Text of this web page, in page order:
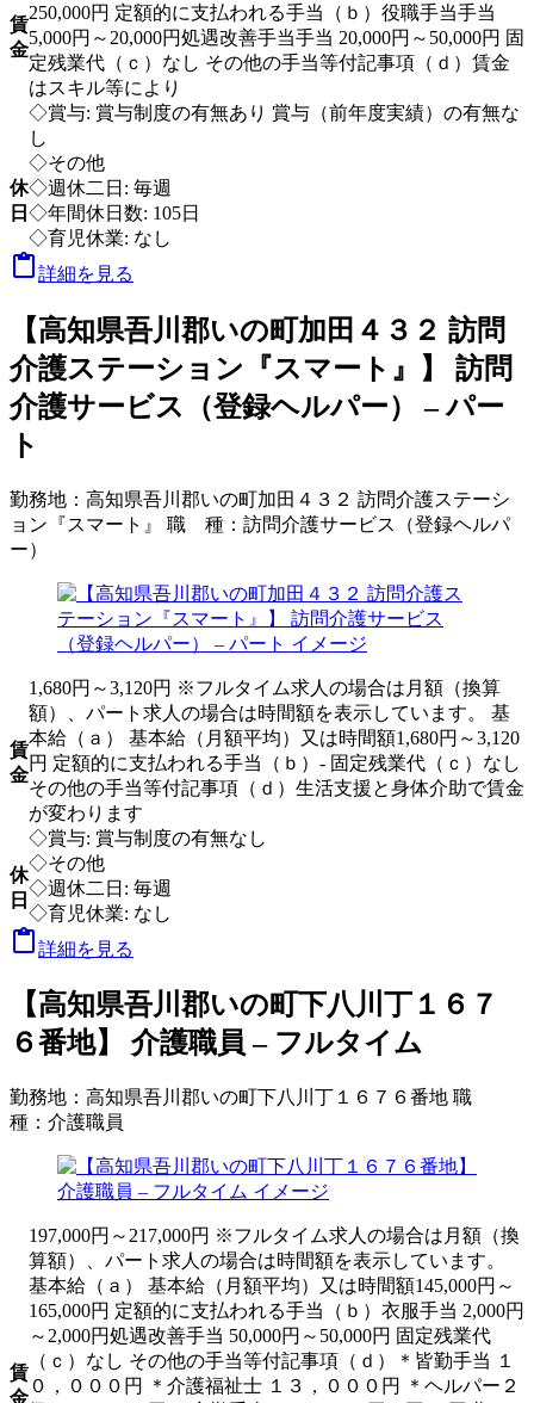
賃
金
250,000円 定額的に支払われる手当（ｂ）役職手当手当
5,000円～20,000円処遇改善手当手当 20,000円～50,000円 固
定残業代（ｃ）なし その他の手当等付記事項（ｄ）賃金
はスキル等により
◇賞与: 賞与制度の有無あり 賞与（前年度実績）の有無な
し
休
日
◇その他
◇週休二日: 毎週
◇年間休日数: 105日
◇育児休業: なし
詳細を見る
【高知県吾川郡いの町加田４３２ 訪問
介護ステーション『スマート』】 訪問
介護サービス（登録ヘルパー） – パー
ト
勤務地： 高知県吾川郡いの町加田４３２ 訪問介護ステーシ
ョン『スマート』 職 種： 訪問介護サービス（登録ヘルパ
ー）
賃
金
1,680円～3,120円 ※フルタイム求人の場合は月額（換算
額）、パート求人の場合は時間額を表示しています。 基
本給（ａ） 基本給（月額平均）又は時間額1,680円～3,120
円 定額的に支払われる手当（ｂ）- 固定残業代（ｃ）なし
その他の手当等付記事項（ｄ）生活支援と身体介助で賃金
が変わります
◇賞与: 賞与制度の有無なし
休
日
◇その他
◇週休二日: 毎週
◇育児休業: なし
詳細を見る
【高知県吾川郡いの町下八川丁１６７
６番地】 介護職員 – フルタイム
勤務地： 高知県吾川郡いの町下八川丁１６７６番地 職
種： 介護職員
賃
金
197,000円～217,000円 ※フルタイム求人の場合は月額（換
算額）、パート求人の場合は時間額を表示しています。
基本給（ａ） 基本給（月額平均）又は時間額145,000円～
165,000円 定額的に支払われる手当（ｂ）衣服手当 2,000円
～2,000円処遇改善手当 50,000円～50,000円 固定残業代
（ｃ）なし その他の手当等付記事項（ｄ）＊皆勤手当 １
０，０００円 ＊介護福祉士 １３，０００円 ＊ヘルパー２